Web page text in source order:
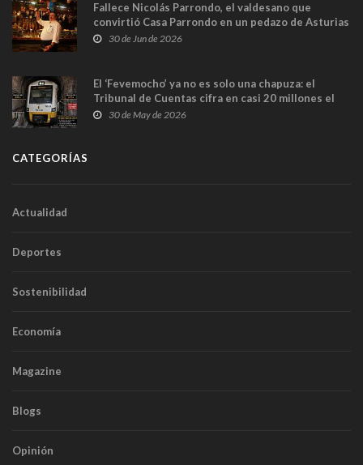
Fallece Nicolás Parrondo, el valdesano que
convirtió Casa Parrondo en un pedazo de Asturias
en Madrid
30 de Jun de 2026
El ‘Fevemocho’ ya no es solo una chapuza: el
Tribunal de Cuentas cifra en casi 20 millones el
sobrecoste de los trenes que no cabían por los
30 de May de 2026
CATEGORÍAS
Actualidad
Deportes
Sostenibilidad
Economía
Magazine
Blogs
Opinión